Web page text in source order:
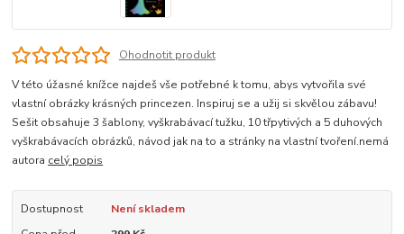
Ohodnotit produkt
V této úžasné knížce najdeš vše potřebné k tomu, abys vytvořila své
vlastní obrázky krásných princezen. Inspiruj se a užij si skvělou zábavu!
Sešit obsahuje 3 šablony, vyškrabávací tužku, 10 třpytivých a 5 duhových
vyškrabávacích obrázků, návod jak na to a stránky na vlastní tvoření.nemá
autora celý popis
Dostupnost
Není skladem